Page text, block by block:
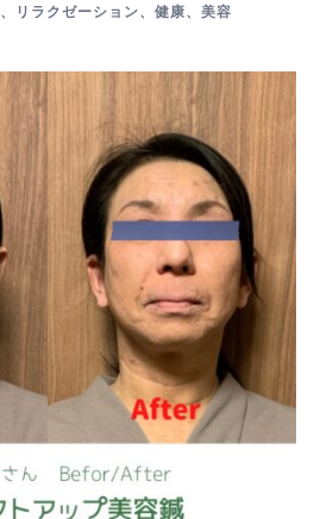
、 リラクゼーション、 健康、 美容